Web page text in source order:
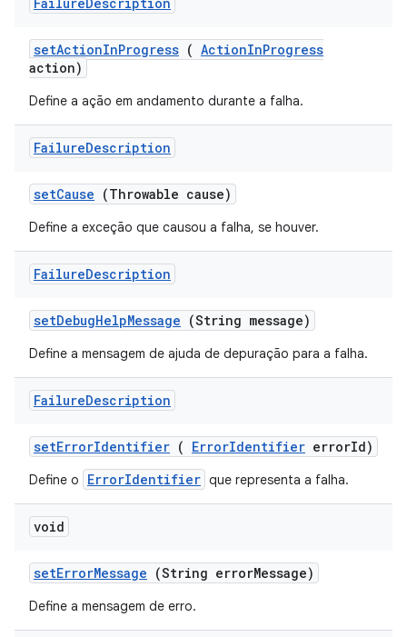
setActionInProgress ( ActionInProgress
action)
Define a ação em andamento durante a falha.
FailureDescription
setCause (Throwable cause)
Define a exceção que causou a falha, se houver.
FailureDescription
setDebugHelpMessage (String message)
Define a mensagem de ajuda de depuração para a falha.
FailureDescription
setErrorIdentifier ( ErrorIdentifier errorId)
Define o ErrorIdentifier que representa a falha.
void
setErrorMessage (String errorMessage)
Define a mensagem de erro.